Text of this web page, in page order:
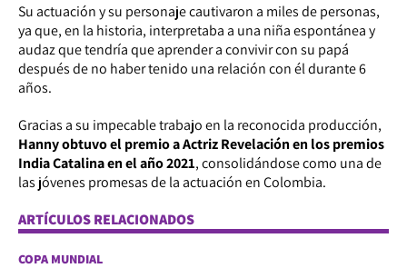
Su actuación y su personaje cautivaron a miles de personas,
ya que, en la historia, interpretaba a una niña espontánea y
audaz que tendría que aprender a convivir con su papá
después de no haber tenido una relación con él durante 6
años.
Gracias a su impecable trabajo en la reconocida producción,
Hanny obtuvo el premio a Actriz Revelación en los premios
India Catalina en el año 2021, consolidándose como una de
las jóvenes promesas de la actuación en Colombia.
ARTÍCULOS RELACIONADOS
COPA MUNDIAL